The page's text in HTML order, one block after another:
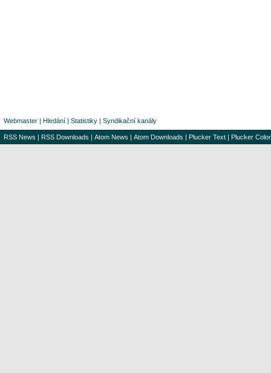
Webmaster | Hledání | Statistiky | Syndikační kanály
RSS News | RSS Downloads | Atom News | Atom Downloads | Plucker Text | Plucker Color